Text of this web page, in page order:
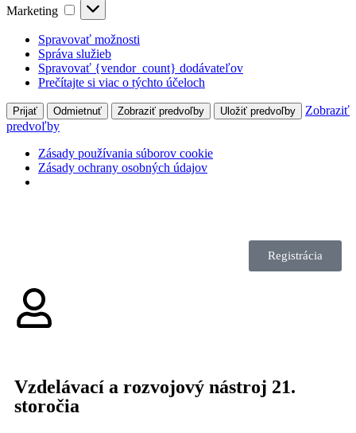
Marketing
Spravovať možnosti
Správa služieb
Spravovať {vendor_count} dodávateľov
Prečítajte si viac o týchto účeloch
Prijať Odmietnuť Zobraziť predvoľby Uložiť predvoľby
Zobraziť
predvoľby
Zásady používania súborov cookie
Zásady ochrany osobných údajov
Registrácia
Vzdelávací a rozvojový nástroj 21.
storočia